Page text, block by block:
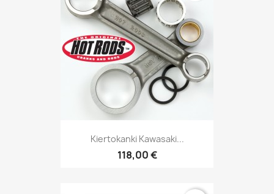
Kiertokanki Kawasaki...
118,00 €